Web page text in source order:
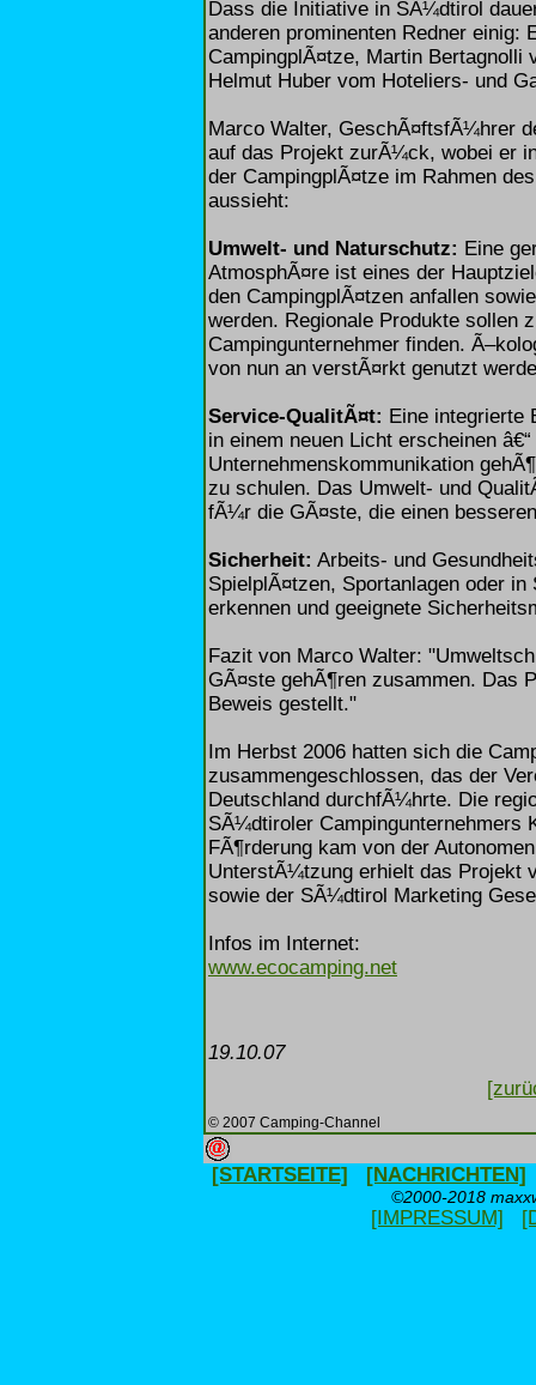
Dass die Initiative in SÃ¼dtirol
anderen prominenten Redner
CampingplÃ¤tze, Martin
Helmut Huber vom Hoteliers- und
Marco Walter, GeschÃ¤ftsfÃ¼hrer
auf das Projekt zurÃ¼ck, wobei er
der CampingplÃ¤tze im Rahmen
aussieht:
Umwelt- und Naturschutz: Eine
AtmosphÃ¤re ist eines der
den CampingplÃ¤tzen anfallen
werden. Regionale Produkte sollen
Campingunternehmer finden.
von nun an verstÃ¤rkt genutzt
Service-QualitÃ¤t: Eine integrierte
in einem neuen Licht erscheinen
Unternehmenskommunikation
zu schulen. Das Umwelt- und
fÃ¼r die GÃ¤ste, die einen
Sicherheit: Arbeits- und
SpielplÃ¤tzen, Sportanlagen oder
erkennen und geeignete
Fazit von Marco Walter:
GÃ¤ste gehÃ¶ren zusammen. Das
Beweis gestellt."
Im Herbst 2006 hatten sich die
zusammengeschlossen, das der
Deutschland durchfÃ¼hrte. Die
SÃ¼dtiroler Campingunternehmers
FÃ¶rderung kam von der
UnterstÃ¼tzung erhielt das Projekt
sowie der SÃ¼dtirol Marketing
Infos im Internet:
www.ecocamping.net
19.10.07
© 2007 Camping-Channel
[STARTSEITE] [NACHRICHTEN]
©2000-2018
[IMPRESSUM]